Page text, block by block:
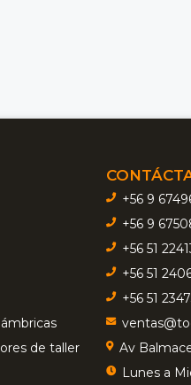
de taller
+56 9
+56 9
+56 51
+56 51
+56 51
Av
Lunes a